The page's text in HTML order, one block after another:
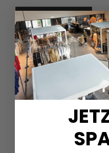
DAGMARFISCHER MODE GmbH